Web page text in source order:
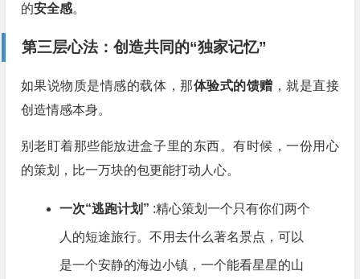
的安全感。
第三层心法：创造共同的“独家记忆”
如果说物质是情感的载体，那体验式的馈赠 ，就是直接
创造情感本身。
别老盯着那些能放进盒子里的东西。有时候，一份用心
的策划，比一万块的包更能打动人心。
一次“逃跑计划” :精心策划一个只有你们两个
人的短途旅行。不用去什么著名景点，可以
是一个安静的海边小镇，一个能看星星的山